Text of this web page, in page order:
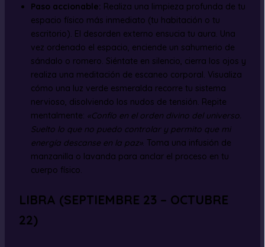
Paso accionable: Realiza una limpieza profunda de tu
espacio físico más inmediato (tu habitación o tu
escritorio). El desorden externo ensucia tu aura. Una
vez ordenado el espacio, enciende un sahumerio de
sándalo o romero. Siéntate en silencio, cierra los ojos y
realiza una meditación de escaneo corporal. Visualiza
cómo una luz verde esmeralda recorre tu sistema
nervioso, disolviendo los nudos de tensión. Repite
mentalmente: «Confío en el orden divino del universo.
Suelto lo que no puedo controlar y permito que mi
energía descanse en la paz». Toma una infusión de
manzanilla o lavanda para anclar el proceso en tu
cuerpo físico.
LIBRA (SEPTIEMBRE 23 – OCTUBRE
22)